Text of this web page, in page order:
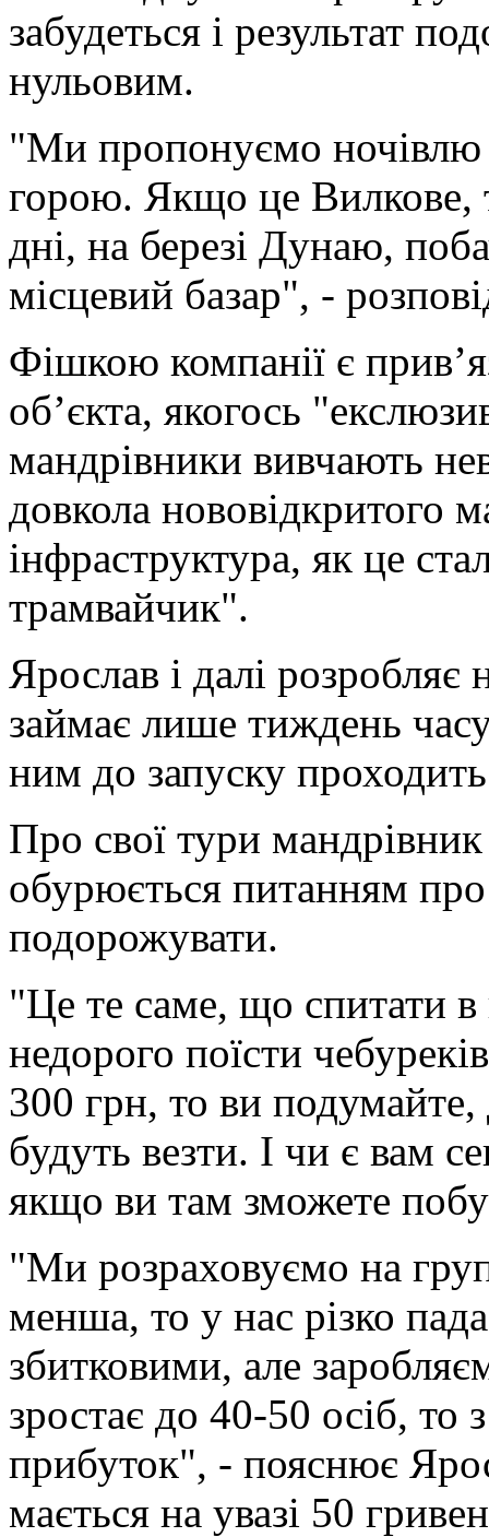
забудеться і результат
нульовим.
"Ми пропонуємо ночівлю
горою. Якщо це Вилкове,
дні, на березі Дунаю,
місцевий базар", -
Фішкою компанії є
об’єкта, якогось
мандрівники вивчають
довкола нововідкритого
інфраструктура, як це
трамвайчик".
Ярослав і далі
займає лише тиждень
ним до запуску
Про свої тури мандрівник
обурюється питанням
подорожувати.
"Це те саме, що спитати в
недорого поїсти
300 грн, то ви подумайте,
будуть везти. І чи є вам
якщо ви там зможете
"Ми розраховуємо на
менша, то у нас різко
збитковими, але
зростає до 40-50 осіб,
прибуток", - пояснює
мається на увазі 50